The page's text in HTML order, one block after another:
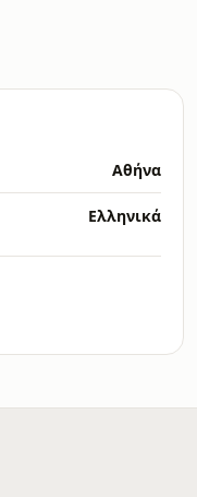
Αθήνα
Ελληνικά